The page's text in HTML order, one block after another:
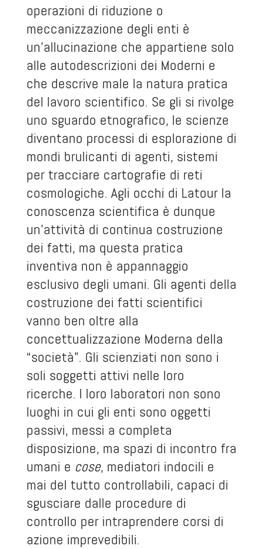
operazioni di riduzione o
meccanizzazione degli enti è
un’allucinazione che appartiene solo
alle autodescrizioni dei Moderni e
che descrive male la natura pratica
del lavoro scientifico. Se gli si rivolge
uno sguardo etnografico, le scienze
diventano processi di esplorazione di
mondi brulicanti di agenti, sistemi
per tracciare cartografie di reti
cosmologiche. Agli occhi di Latour la
conoscenza scientifica è dunque
un’attività di continua costruzione
dei fatti, ma questa pratica
inventiva non è appannaggio
esclusivo degli umani. Gli agenti della
costruzione dei fatti scientifici
vanno ben oltre alla
concettualizzazione Moderna della
“società”. Gli scienziati non sono i
soli soggetti attivi nelle loro
ricerche. I loro laboratori non sono
luoghi in cui gli enti sono oggetti
passivi, messi a completa
disposizione, ma spazi di incontro fra
umani e cose, mediatori indocili e
mai del tutto controllabili, capaci di
sgusciare dalle procedure di
controllo per intraprendere corsi di
azione imprevedibili.